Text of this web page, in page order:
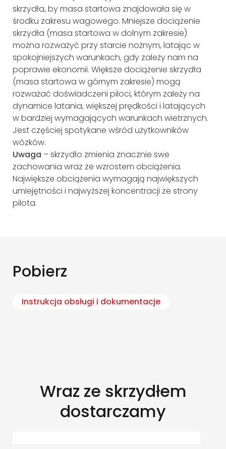
skrzydła, by masa startowa znajdowała się w
środku zakresu wagowego. Mniejsze dociążenie
skrzydła (masa startowa w dolnym zakresie)
można rozważyć przy starcie nożnym, latając w
spokojniejszych warunkach, gdy zależy nam na
poprawie ekonomii. Większe dociążenie skrzydła
(masa startowa w górnym zakresie) mogą
rozważać doświadczeni piloci, którym zależy na
dynamice latania, większej prędkości i latających
w bardziej wymagających warunkach wietrznych.
Jest częściej spotykane wśród użytkowników
wózków.
Uwaga – skrzydło zmienia znacznie swe
zachowania wraz ze wzrostem obciążenia.
Największe obciążenia wymagają największych
umiejętności i najwyższej koncentracji ze strony
pilota.
Pobierz
Instrukcja obsługi i dokumentacje
Wraz ze skrzydłem
dostarczamy